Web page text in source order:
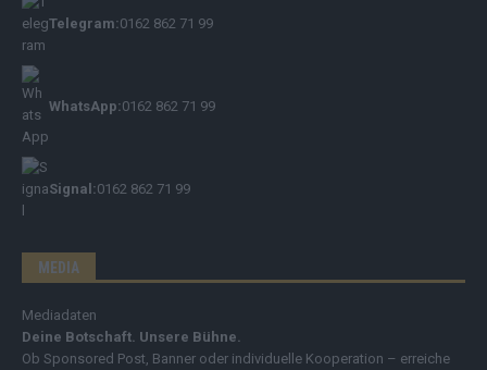
Telegram:0162 862 71 99
WhatsApp:0162 862 71 99
Signal:0162 862 71 99
MEDIA
Mediadaten
Deine Botschaft. Unsere Bühne.
Ob Sponsored Post, Banner oder individuelle Kooperation – erreiche